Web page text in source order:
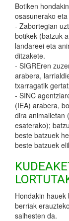
Botiken
osasunerako
- Zabortegian
botikek (batzuk
landareei eta
ditzakete.
- SIGREren
arabera,
txarragatik
- SINC
(IEA) arabera,
dira animalietan
esaterako);
beste batzuek
beste batzuek
Hondakin
berriak
saihesten da.